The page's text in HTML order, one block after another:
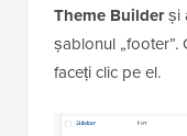
Theme Builderși
șablonul „footer”.
faceți clic pe el.